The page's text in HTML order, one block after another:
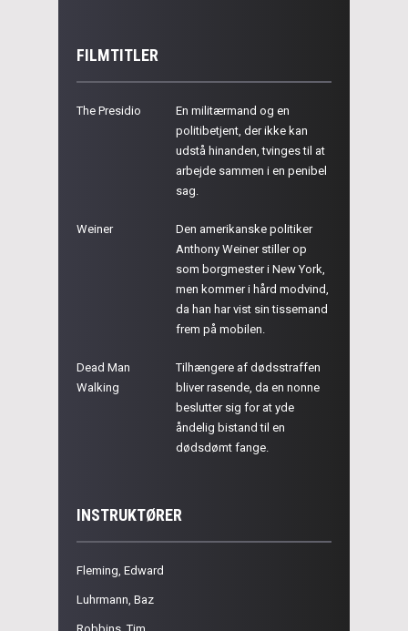
FILMTITLER
The Presidio
En militærmand og en
politibetjent, der ikke kan
udstå hinanden, tvinges til at
arbejde sammen i en penibel
sag.
Weiner
Den amerikanske politiker
Anthony Weiner stiller op
som borgmester i New York,
men kommer i hård modvind,
da han har vist sin tissemand
frem på mobilen.
Dead Man
Walking
Tilhængere af dødsstraffen
bliver rasende, da en nonne
beslutter sig for at yde
åndelig bistand til en
dødsdømt fange.
INSTRUKTØRER
Fleming, Edward
Luhrmann, Baz